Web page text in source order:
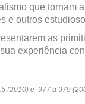
que tornam
e outros
as
experiência
(2010) e 977 a 979